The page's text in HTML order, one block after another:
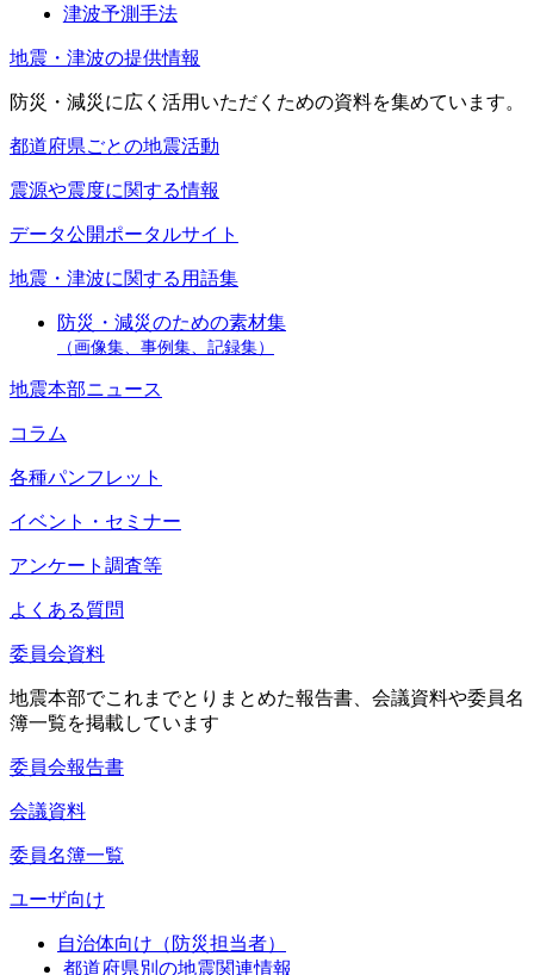
津波予測手法
地震・津波の提供情報
防災・減災に広く活用いただくための資料を集めています。
都道府県ごとの地震活動
震源や震度に関する情報
データ公開ポータルサイト
地震・津波に関する用語集
防災・減災のための素材集
（画像集、事例集、記録集）
地震本部ニュース
コラム
各種パンフレット
イベント・セミナー
アンケート調査等
よくある質問
委員会資料
地震本部でこれまでとりまとめた報告書、会議資料や委員名
簿一覧を掲載しています
委員会報告書
会議資料
委員名簿一覧
ユーザ向け
自治体向け（防災担当者）
都道府県別の地震関連情報